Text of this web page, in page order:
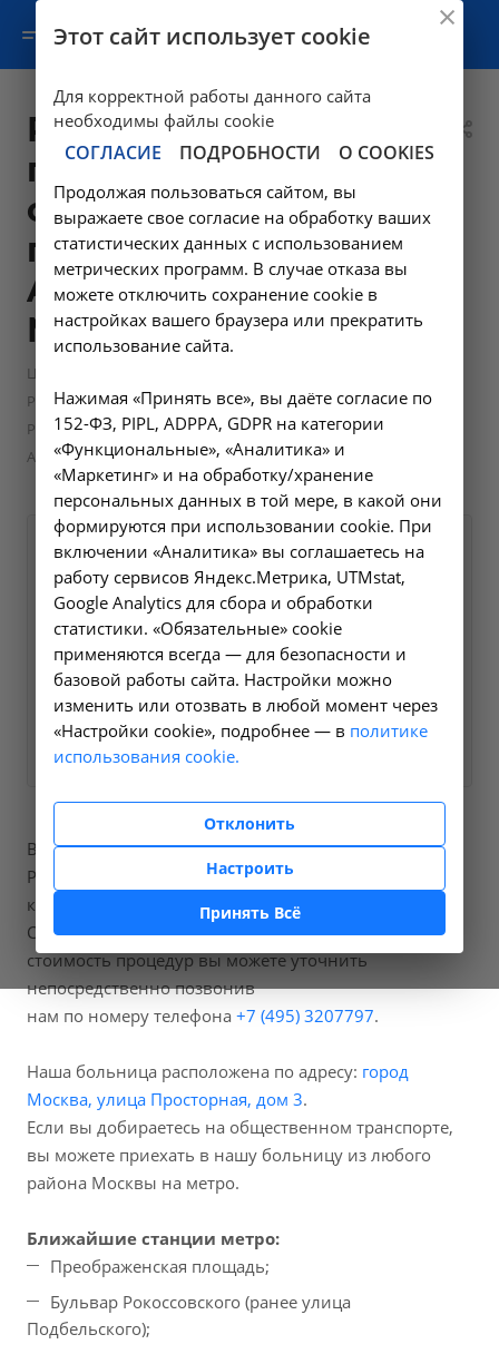
Рентгенография
поясничного
отдела
позвоночника -
A06.03.015 в
Москве
Цены в Москве
Рентгенологические исследования в Москве —
Рентгенография поясничного отдела позвоночника -
A06.03.015 в Москве
Оформите заявку на сайте,
мы свяжемся с вами в
ближайшее время и ответим
на все интересующие
вопросы.
1600 ₽
Заказать услугу
В нашей больнице вы можете пройти процедуры
Рентгенография поясничного отдела позвоночника,
код по справочнику A06.03.015.
Стоимость составит от 1600 рублей, точную
стоимость процедур вы можете уточнить
непосредственно позвонив
нам по номеру телефона +7 (495) 3207797.
Наша больница расположена по адресу: город
Москва, улица Просторная, дом 3.
Если вы добираетесь на общественном транспорте,
вы можете приехать в нашу больницу из любого
района Москвы на метро.
Ближайшие станции метро:
Преображенская площадь;
Бульвар Рокоссовского (ранее улица
Подбельского);
Этот сайт использует cookie
Для корректной работы данного сайта
необходимы файлы cookie
СОГЛАСИЕ ПОДРОБНОСТИ О COOKIES
Продолжая пользоваться сайтом, вы
выражаете свое согласие на обработку ваших
статистических данных с использованием
метрических программ. В случае отказа вы
можете отключить сохранение cookie в
настройках вашего браузера или прекратить
использование сайта.
Нажимая «Принять все», вы даёте согласие по
152-ФЗ, PIPL, ADPPA, GDPR на категории
«Функциональные», «Аналитика» и
«Маркетинг» и на обработку/хранение
персональных данных в той мере, в какой они
формируются при использовании cookie. При
включении «Аналитика» вы соглашаетесь на
работу сервисов Яндекс.Метрика, UTMstat,
Google Analytics для сбора и обработки
статистики. «Обязательные» cookie
применяются всегда — для безопасности и
базовой работы сайта. Настройки можно
изменить или отозвать в любой момент через
«Настройки cookie», подробнее — в политике
использования cookie.
Отклонить
Настроить
Принять Всё